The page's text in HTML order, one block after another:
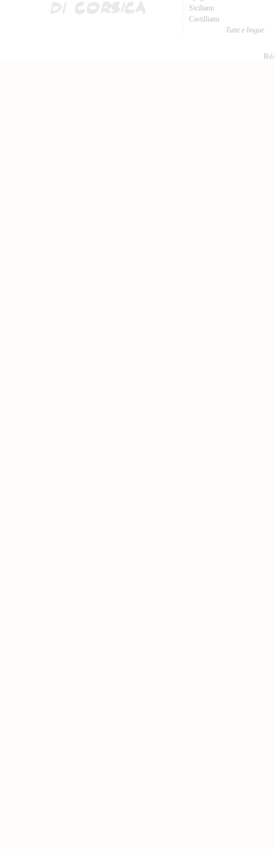
Sicilianu
Castillianu
Tutte e lingue